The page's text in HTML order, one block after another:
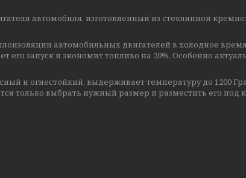
автомобиля, изготовленный из стеклянной
автомобильных двигателей в холодное
его запуск и экономит топливо на 20%. Особенно
и огнестойкий, выдерживает температуру до 1200
только выбрать нужный размер и разместить его под